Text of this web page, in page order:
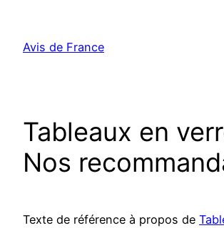
contenu
Avis de France
Tableaux en
Nos
Texte de référence à propos de